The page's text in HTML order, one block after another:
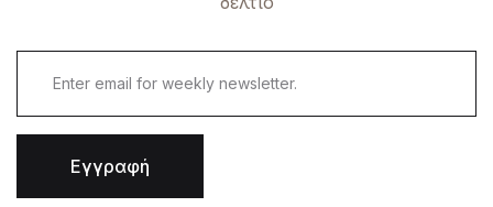
Εγγραφή